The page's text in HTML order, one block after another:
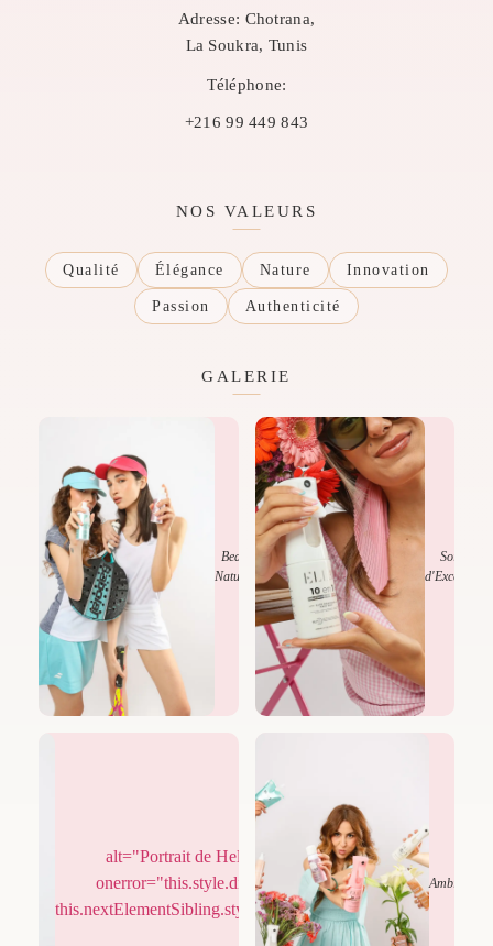
Adresse: Chotrana,
La Soukra, Tunis
Téléphone:
+216 99 449 843
NOS VALEURS
Qualité Élégance Nature Innovation
Passion Authenticité
GALERIE
Beauté
Naturelle
Soins
d'Exception
alt="Portrait de Hela Dahmani"
onerror="this.style.display='none';
this.nextElementSibling.style.display='flex';">
Élégance Ambiance